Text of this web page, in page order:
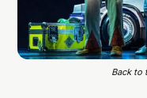
Back to